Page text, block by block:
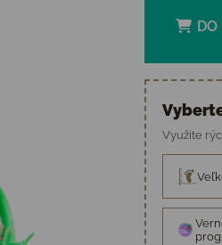
Využite